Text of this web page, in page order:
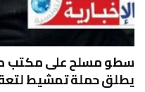
سطو مسلح على مكتب
يطلق حملة تمشيط